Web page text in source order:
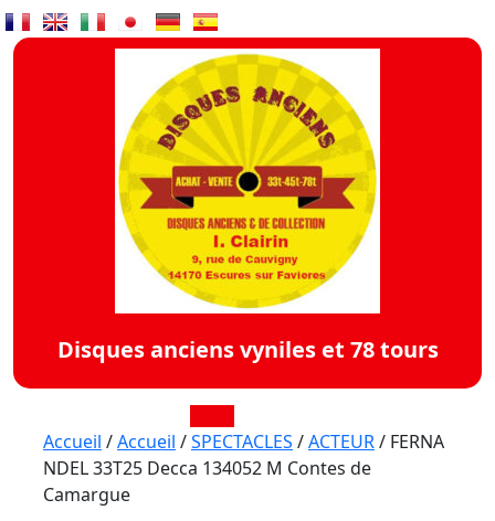
Skip
to
Disques anciens vyniles et 78 tours
Open
Accueil /Accueil /SPECTACLES /ACTEUR/ FERNA
NDEL 33T25 Decca 134052 M Contes de
Camargue